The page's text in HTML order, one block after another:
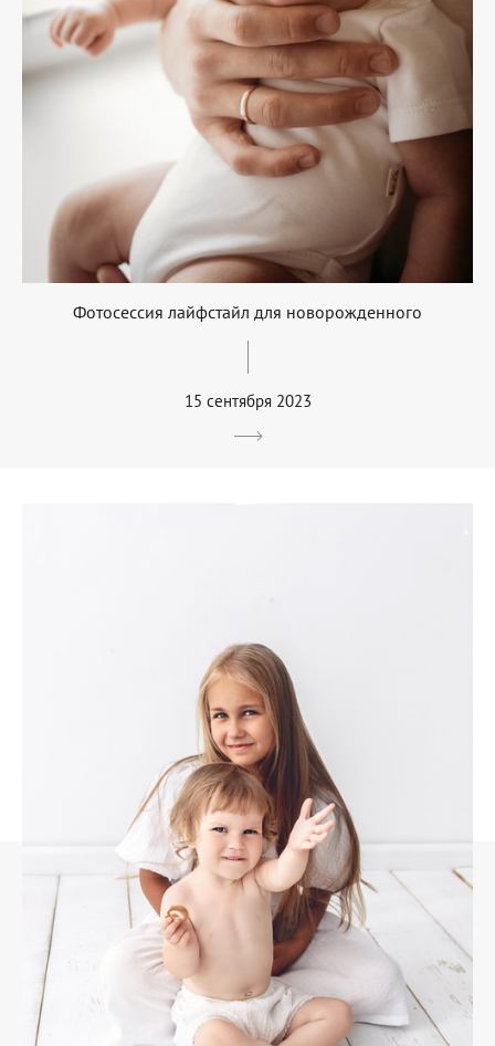
Фотосессия лайфстайл для новорожденного
15 сентября 2023